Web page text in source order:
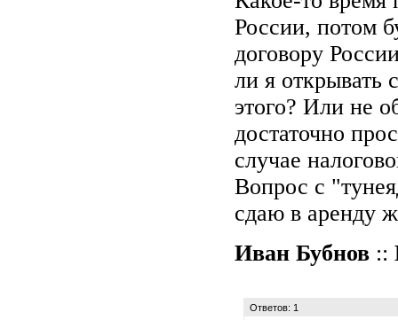
России, потом
договору
ли я открывать
этого? Или не
достаточно
случае
Вопрос с
сдаю в аренду
Иван Бубнов ::
Ответов: 1